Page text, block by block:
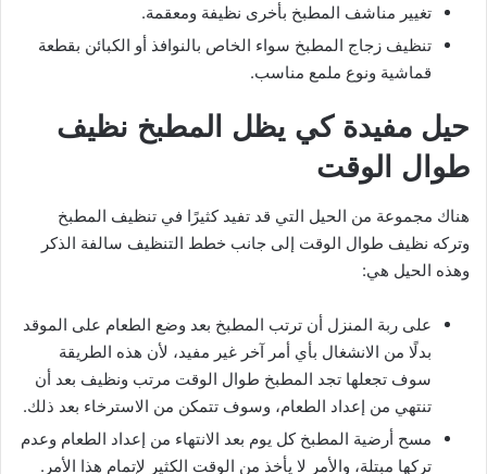
تغيير مناشف المطبخ بأخرى نظيفة ومعقمة.
تنظيف زجاج المطبخ سواء الخاص بالنوافذ أو الكبائن بقطعة
قماشية ونوع ملمع مناسب.
حيل مفيدة كي يظل المطبخ نظيف
طوال الوقت
هناك مجموعة من الحيل التي قد تفيد كثيرًا في تنظيف المطبخ
وتركه نظيف طوال الوقت إلى جانب خطط التنظيف سالفة الذكر
وهذه الحيل هي:
على ربة المنزل أن ترتب المطبخ بعد وضع الطعام على الموقد
بدلًا من الانشغال بأي أمر آخر غير مفيد، لأن هذه الطريقة
سوف تجعلها تجد المطبخ طوال الوقت مرتب ونظيف بعد أن
تنتهي من إعداد الطعام، وسوف تتمكن من الاسترخاء بعد ذلك.
مسح أرضية المطبخ كل يوم بعد الانتهاء من إعداد الطعام وعدم
تركها مبتلة، والأمر لا يأخذ من الوقت الكثير لإتمام هذا الأمر.